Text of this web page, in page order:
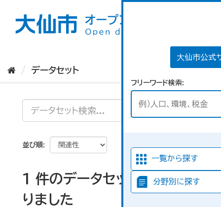
大仙市公式
フリーワード検索
一覧から探す
分野別に探す
データセット
並び順
1 件のデータセットが見つか
りました